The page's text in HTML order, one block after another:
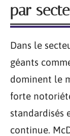
par
Dans le
géants
dominent le
forte
standardisés
continue.